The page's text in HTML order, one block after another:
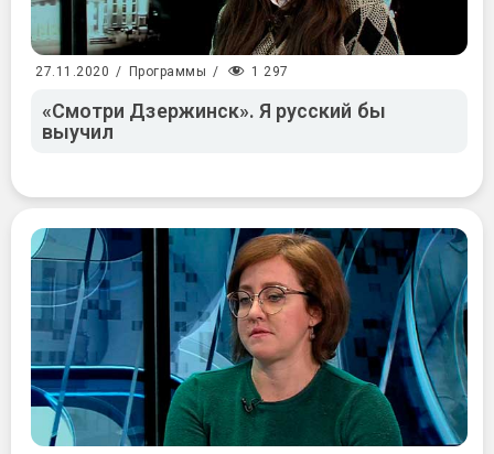
27.11.2020 / Программы / 1 297
«Смотри Дзержинск». Я русский бы
выучил